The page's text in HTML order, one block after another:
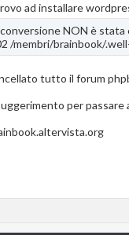
ad installare
conversione NON è
/membri/brainbook/
tutto il forum
per passare